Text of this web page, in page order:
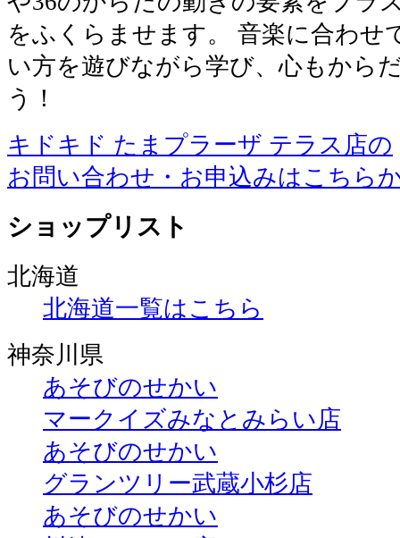
をふくらませます。 音楽に合わせ
い方を遊びながら学び、心もから
う！
キドキド たまプラーザ テラス店の
お問い合わせ・お申込みはこちら
ショップリスト
北海道
北海道一覧はこちら
神奈川県
あそびのせかい
マークイズみなとみらい店
あそびのせかい
グランツリー武蔵小杉店
あそびのせかい